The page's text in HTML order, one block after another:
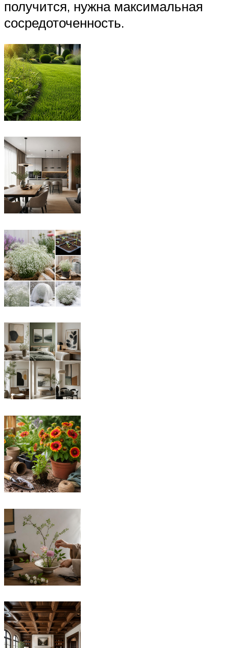
получится, нужна максимальная
сосредоточенность.